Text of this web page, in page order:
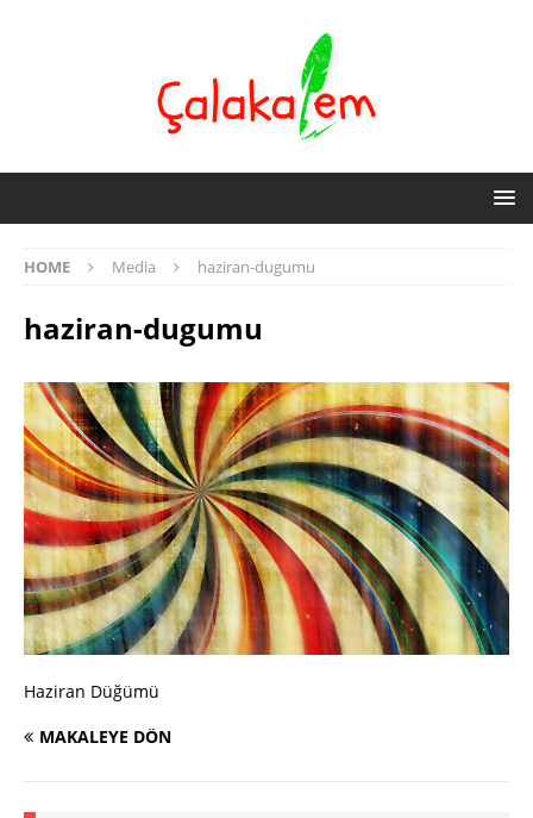
HOME Media haziran-dugumu
haziran-dugumu
Haziran Düğümü
MAKALEYE DÖN